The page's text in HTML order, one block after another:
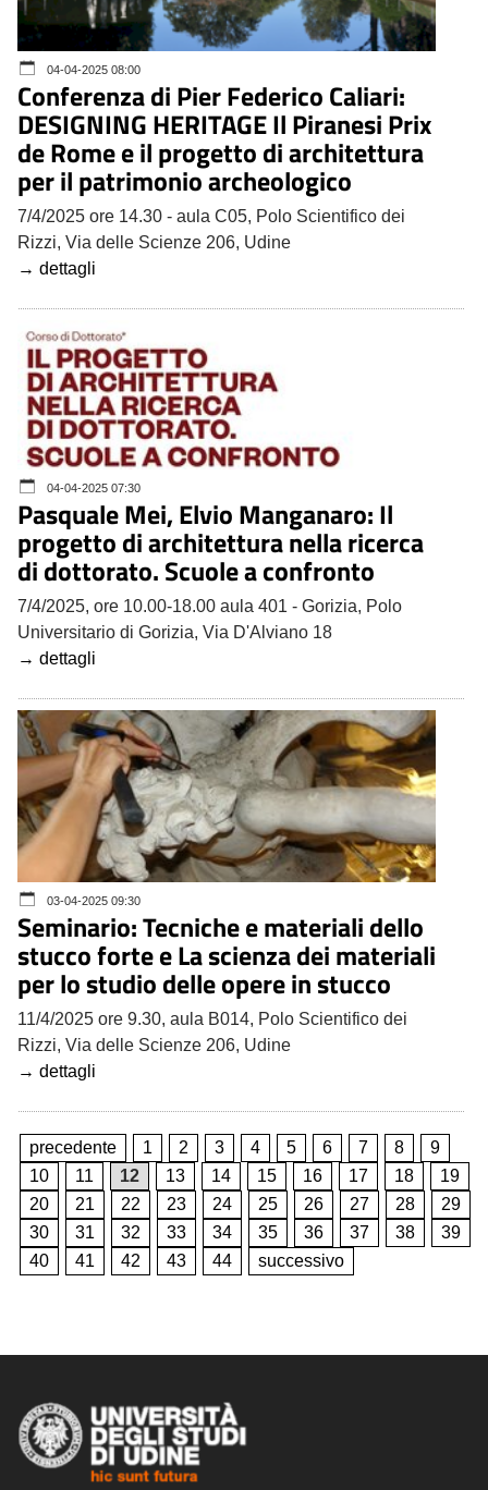
04-04-2025 08:00
Conferenza di Pier Federico Caliari:
DESIGNING HERITAGE Il Piranesi Prix
de Rome e il progetto di architettura
per il patrimonio archeologico
7/4/2025 ore 14.30 - aula C05, Polo Scientifico dei
Rizzi, Via delle Scienze 206, Udine
→ dettagli
04-04-2025 07:30
Pasquale Mei, Elvio Manganaro: Il
progetto di architettura nella ricerca
di dottorato. Scuole a confronto
7/4/2025, ore 10.00-18.00 aula 401 - Gorizia, Polo
Universitario di Gorizia, Via D'Alviano 18
→ dettagli
03-04-2025 09:30
Seminario: Tecniche e materiali dello
stucco forte e La scienza dei materiali
per lo studio delle opere in stucco
11/4/2025 ore 9.30, aula B014, Polo Scientifico dei
Rizzi, Via delle Scienze 206, Udine
→ dettagli
precedente 1 2 3 4 5 6 7 8
9
10
11 12 13 14 15 16 17 18
19
20
21 22 23 24 25 26 27 28
29
30
31 32 33 34 35 36 37 38
39
40
41 42 43 44 successivo